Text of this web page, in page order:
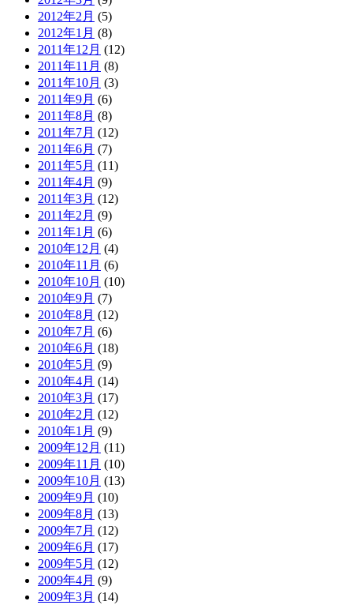
2012年2月 (5)
2012年1月 (8)
2011年12月 (12)
2011年11月 (8)
2011年10月 (3)
2011年9月 (6)
2011年8月 (8)
2011年7月 (12)
2011年6月 (7)
2011年5月 (11)
2011年4月 (9)
2011年3月 (12)
2011年2月 (9)
2011年1月 (6)
2010年12月 (4)
2010年11月 (6)
2010年10月 (10)
2010年9月 (7)
2010年8月 (12)
2010年7月 (6)
2010年6月 (18)
2010年5月 (9)
2010年4月 (14)
2010年3月 (17)
2010年2月 (12)
2010年1月 (9)
2009年12月 (11)
2009年11月 (10)
2009年10月 (13)
2009年9月 (10)
2009年8月 (13)
2009年7月 (12)
2009年6月 (17)
2009年5月 (12)
2009年4月 (9)
2009年3月 (14)